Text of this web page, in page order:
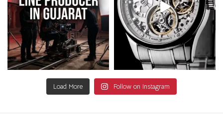
Load More Follow on Instagram